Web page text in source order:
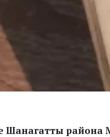
Шанагатты района